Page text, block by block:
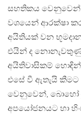
සහතිකය වෙනුවෙන්
වශයෙන් ආරක්ෂා
අයිතියක් වන
එයින් ද නොනැවතුණු
අයිතිවාසිකම්
එසේ වී ඇතැයි කීමට
වෙනුවෙන්, බොහෝ
අපයෝජනයට හා